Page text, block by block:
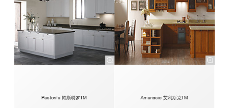
Pastorife 帕斯特罗TM Amerissic 艾利斯克TM